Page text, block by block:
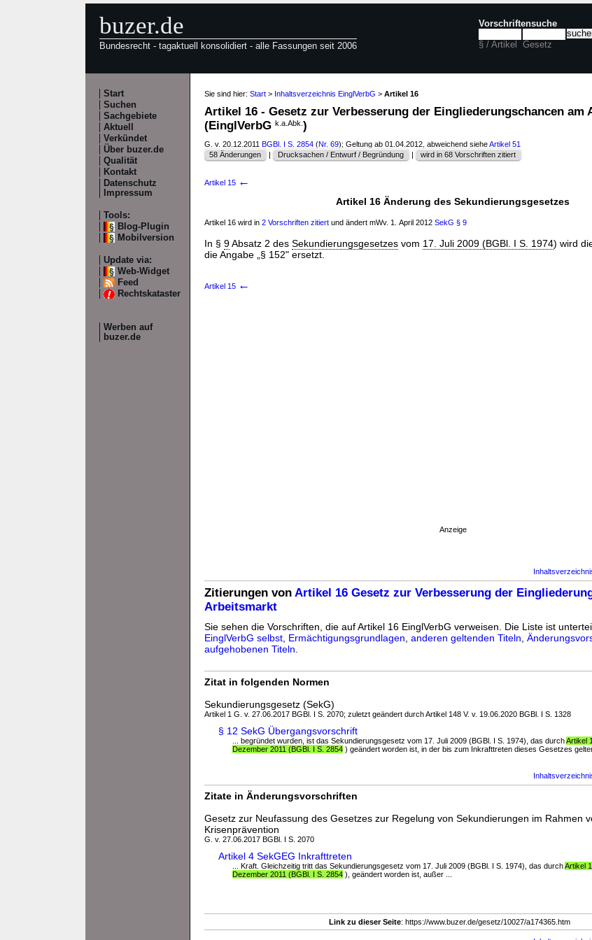
buzer.de
Bundesrecht - tagaktuell konsolidiert - alle Fassungen seit 2006
Vorschriftensuche
§ / Artikel Gesetz
Start
Suchen
Sachgebiete
Aktuell
Verkündet
Über buzer.de
Qualität
Kontakt
Datenschutz
Impressum
Tools:
Blog-Plugin
Mobilversion
Update via:
Web-Widget
Feed
Rechtskataster
Werben auf
buzer.de
Sie sind hier: Start > Inhaltsverzeichnis EinglVerbG > Artikel 16
Artikel 16 - Gesetz zur Verbesserung der Eingliederungschancen am
(EinglVerbG k.a.Abk. )
G. v. 20.12.2011 BGBl. I S. 2854 (Nr. 69); Geltung ab 01.04.2012, abweichend sieheArtikel 51
58 Änderungen
| Drucksachen / Entwurf / Begründung | wird in 68 Vorschriften zitiert
Artikel 15 ←
Artikel 16 Änderung des Sekundierungsgesetzes
Artikel 16 wird in 2 Vorschriften zitiert und ändert mWv. 1. April 2012 SekG § 9
In § 9Absatz 2 des Sekundierungsgesetzes vom 17. Juli 2009 (BGBl. I S. 1974) wird
die Angabe „§ 152" ersetzt.
Artikel 15 ←
Anzeige
Zitierungen von Artikel 16 Gesetz zur Verbesserung der
Arbeitsmarkt
Sie sehen die Vorschriften, die auf Artikel 16 EinglVerbG verweisen. Die Liste ist
EinglVerbG selbst Ermächtigungsgrundlagen anderen geltenden Titeln
aufgehobenen Titeln
Zitat in folgenden Normen
Sekundierungsgesetz (SekG)
Artikel 1 G. v. 27.06.2017 BGBl. I S. 2070; zuletzt geändert durch Artikel 148 V. v. 19.06.2020 BGBl. I S. 1328
§ 12 SekG Übergangsvorschrift
... begründet wurden, ist das Sekundierungsgesetz vom 17. Juli 2009 (BGBl. I S. 1974), das durchArtikel
Dezember 2011 (BGBl. I S. 2854 ) geändert worden ist, in der bis zum Inkrafttreten dieses Gesetzes
Zitate in Änderungsvorschriften
Gesetz zur Neufassung des Gesetzes zur Regelung von Sekundierungen im Rahmen
Krisenprävention
G. v. 27.06.2017 BGBl. I S. 2070
Artikel 4 SekGEG Inkrafttreten
... Kraft. Gleichzeitig tritt das Sekundierungsgesetz vom 17. Juli 2009 (BGBl. I S. 1974), das durchArtikel
Dezember 2011 (BGBl. I S. 2854 ), geändert worden ist, außer ...
Link zu dieser Seite: https://www.buzer.de/gesetz/10027/a174365.htm